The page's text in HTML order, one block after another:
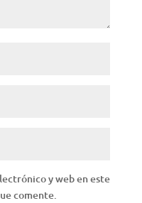
y web en este
comente.